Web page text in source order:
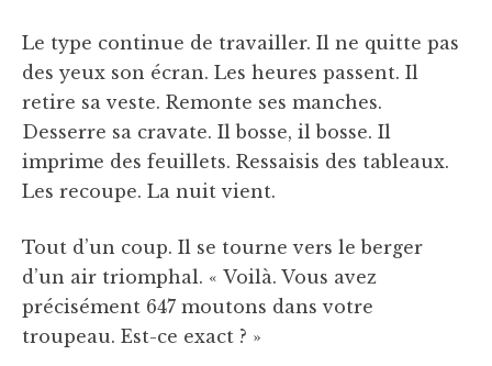
Le type continue de travailler. Il ne quitte pas
des yeux son écran. Les heures passent. Il
retire sa veste. Remonte ses manches.
Desserre sa cravate. Il bosse, il bosse. Il
imprime des feuillets. Ressaisis des tableaux.
Les recoupe. La nuit vient.
Tout d’un coup. Il se tourne vers le berger
d’un air triomphal. « Voilà. Vous avez
précisément 647 moutons dans votre
troupeau. Est-ce exact ? »